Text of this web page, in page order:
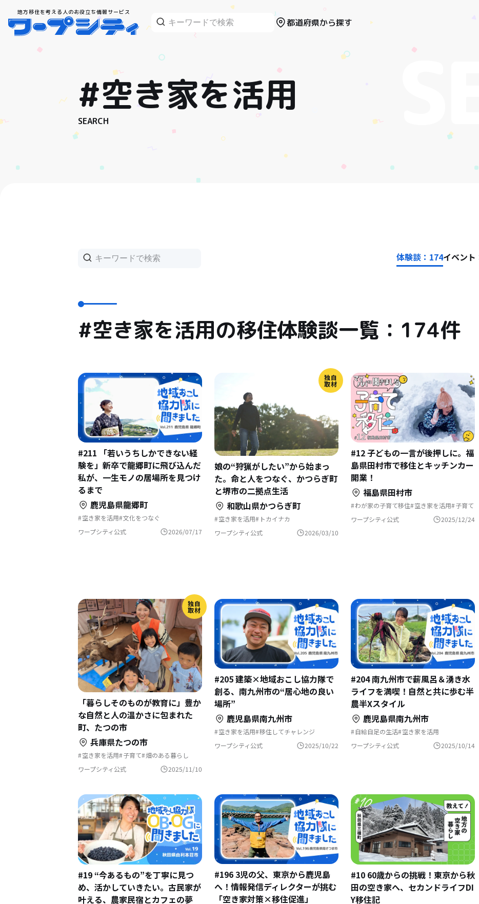
地方移住を考える人のお役立ち情報サービス
都道府県から探す
#空き家を活用
SEARCH
体験談：174イベント
#空き家を活用の移住体験談一覧：174件
#211 「若いうちしかできない経
験を」新卒で龍郷町に飛び込んだ
私が、一生モノの居場所を見つけ
るまで
鹿児島県龍郷町
空き家を活用 文化をつなぐ
移住体験ツアー 地域おこし
地域おこし協力隊 島暮らし
集落で暮らす
ワープシティ公式 2026/07/17
独自
取材
娘の“狩猟がしたい”から始まっ
た。命と人をつなぐ、かつらぎ町
と堺市の二拠点生活
和歌山県かつらぎ町
空き家を活用 トカイナカ
狩猟のある暮らし 独自取材
自然と暮らす 田舎暮らし 夢の暮らし
シェアハウスで暮らす
ワープシティ公式 2026/03/10
#12 子どもの一言が後押しに。福
島県田村市で移住とキッチンカー
開業！
福島県田村市
わが家の子育て移住 空き家を活用 子育て
二足のわらじ 支援制度 村でくらす
田舎暮らし 夢の暮らし 子育て移住
#わが家の子育て移住 集落で暮らす
ワープシティ公式 2025/12/24
独自
取材
「暮らしそのものが教育に」豊か
な自然と人の温かさに包まれた
町、たつの市
兵庫県たつの市
空き家を活用 子育て 畑のある暮らし
狩猟のある暮らし 独自取材 自然と暮らす
田舎暮らし 歴史をつむぐ
ふるさとで暮らす
ワープシティ公式 2025/11/10
#205 建築×地域おこし協力隊で
創る、南九州市の“居心地の良い
場所”
鹿児島県南九州市
空き家を活用 移住してチャレンジ
文化をつなぐ 自然と暮らす 地域おこし
田舎暮らし 地域おこし協力隊
歴史をつむぐ 島暮らし
ワープシティ公式 2025/10/22
#204 南九州市で薪風呂＆湧き水
ライフを満喫！自然と共に歩む半
農半Xスタイル
鹿児島県南九州市
自給自足の生活 空き家を活用
畑のある暮らし 自然と暮らす
スローな暮らし
地域おこし協力隊 古民家を活用 島暮らし
ワープシティ公式 2025/10/14
#19 “今あるもの”を丁寧に見つ
め、活かしていきたい。古民家が
叶える、農家民宿とカフェの夢
#196 3児の父、東京から鹿児島
へ！情報発信ディレクターが挑む
「空き家対策×移住促進」
#10 60歳からの挑戦！東京から秋
田の空き家へ、セカンドライフDI
Y移住記